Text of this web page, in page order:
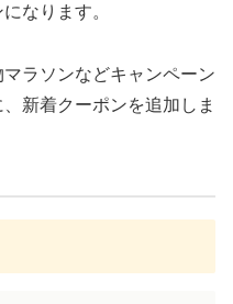
なります。
ラソンなどキャンペーン
新着クーポンを追加しま